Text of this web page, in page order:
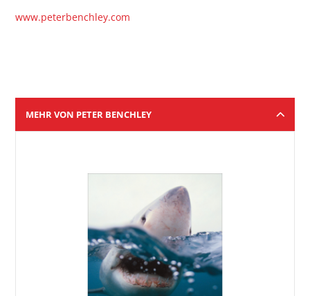
www.peterbenchley.com
MEHR VON PETER BENCHLEY